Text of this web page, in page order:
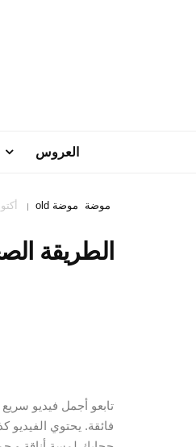
العروس
موضة موضة old | أكتوبر
الطريقة
تابعو أجمل فيديو
فائقة. يحتوي الفيديو